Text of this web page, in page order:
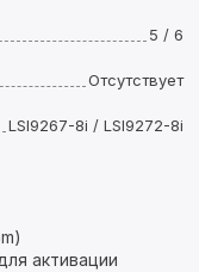
5 / 6
Отсутствует
LSI9267-8i / LSI9272-8i
активации